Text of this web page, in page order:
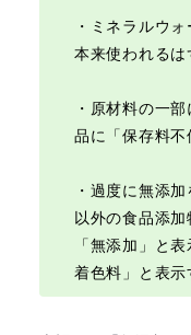
・ミネラルウ
本来使われるは
・原材料の一
品に「保存料不
・過度に無添
以外の食品添
「無添加」と
着色料」と表示